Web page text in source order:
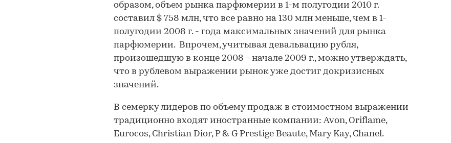
образом, объем рынка парфюмерии в 1-м полугодии 2010 г.
составил $ 758 млн, что все равно на 130 млн меньше, чем в 1-
полугодии 2008 г. - года максимальных значений для рынка
парфюмерии. Впрочем, учитывая девальвацию рубля,
произошедшую в конце 2008 - начале 2009 г., можно утверждать,
что в рублевом выражении рынок уже достиг докризисных
значений.
В семерку лидеров по объему продаж в стоимостном выражении
традиционно входят иностранные компании: Avon, Oriflame,
Eurocos, Christian Dior, P & G Prestige Beaute, Mary Kay, Chanel.